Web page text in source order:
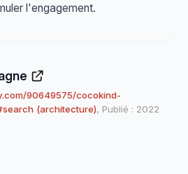
l'engagement.
90649575/cocokind-
(architecture), Publié : 2022